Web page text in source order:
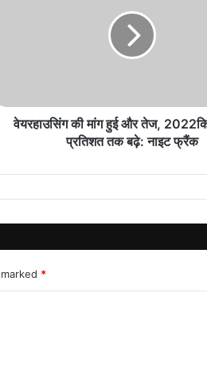
वेयरहाउसिंग की मांग हुई और तेज,
प्रतिशत तक बढ़े: नाइट फ्रैंक
*